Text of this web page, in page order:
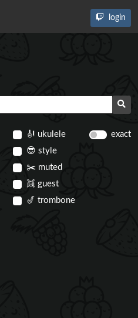
login
🎻 ukulele
😎 style
✂️muted
👯 guest
🎷 trombone
exact